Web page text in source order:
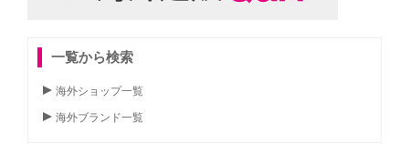
一覧から検索
海外ショップ一覧
海外ブランド一覧